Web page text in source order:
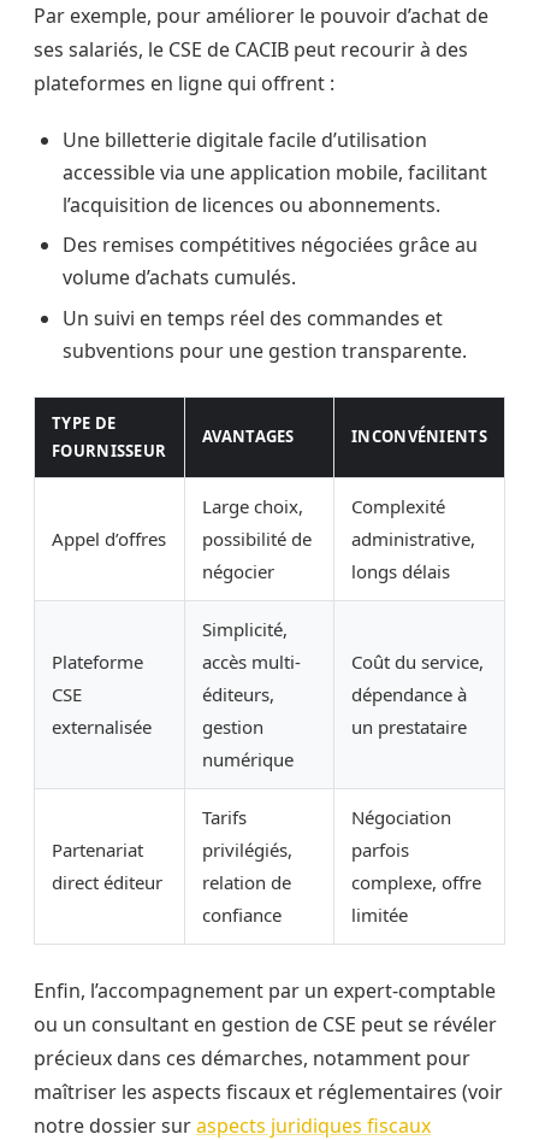
Par exemple, pour améliorer le pouvoir d’achat de
ses salariés, le CSE de CACIB peut recourir à des
plateformes en ligne qui offrent :
Une billetterie digitale facile d’utilisation
accessible via une application mobile, facilitant
l’acquisition de licences ou abonnements.
Des remises compétitives négociées grâce au
volume d’achats cumulés.
Un suivi en temps réel des commandes et
subventions pour une gestion transparente.
TYPE DE
FOURNISSEUR
AVANTAGES INCONVÉNIENTS
Appel d’offres
Large choix,
possibilité de
négocier
Complexité
administrative,
longs délais
Plateforme
CSE
externalisée
Simplicité,
accès multi-
éditeurs,
gestion
numérique
Coût du service,
dépendance à
un prestataire
Partenariat
direct éditeur
Tarifs
privilégiés,
relation de
confiance
Négociation
parfois
complexe, offre
limitée
Enfin, l’accompagnement par un expert-comptable
ou un consultant en gestion de CSE peut se révéler
précieux dans ces démarches, notamment pour
maîtriser les aspects fiscaux et réglementaires (voir
notre dossier suraspects juridiques fiscaux